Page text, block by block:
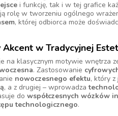
i funkcję, tak i w tej grafice
rolę w tworzeniu ogólnego
, której odbiorca może
Akcent w Tradycyjnej
na klasycznym motywie wnętrza
. Zastosowanie
nowoczesnego efektu, który
, a z drugiej – wprowadza
do współczesnych wózków
technologicznego.